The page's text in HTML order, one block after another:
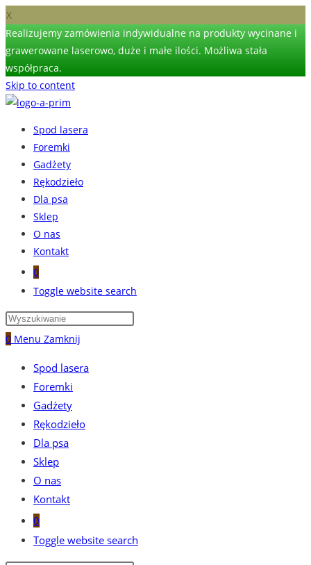
X
Realizujemy zamówienia indywidualne na produkty wycinane i
grawerowane laserowo, duże i małe ilości. Możliwa stała
współpraca.
Skip to content
Spod lasera
Foremki
Gadżety
Rękodzieło
Dla psa
Sklep
O nas
Kontakt
0
Toggle website search
0 Menu Zamknij
Spod lasera
Foremki
Gadżety
Rękodzieło
Dla psa
Sklep
O nas
Kontakt
0
Toggle website search